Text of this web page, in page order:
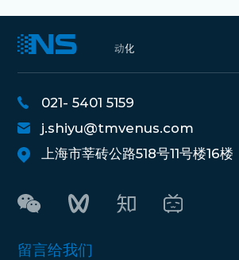
021- 5401 5159
j.shiyu@tmvenus.com
上海市莘砖公路518号11号楼16楼
留言给我们